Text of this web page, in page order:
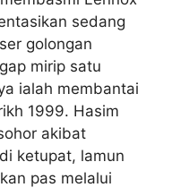
sedang
golongan
mirip satu
ialah membantai
1999. Hasim
akibat
ketupat, lamun
pas melalui